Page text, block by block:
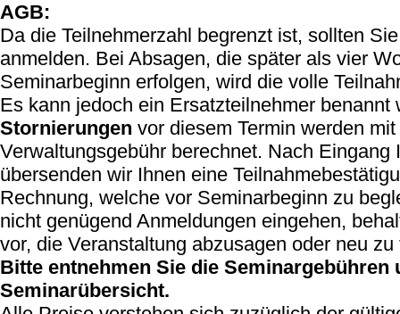
AGB:
Da die Teilnehmerzahl begrenzt ist, sollten
anmelden. Bei Absagen, die später als vier
Seminarbeginn erfolgen, wird die volle
Es kann jedoch ein Ersatzteilnehmer benannt
Stornierungen vor diesem Termin werden
Verwaltungsgebühr berechnet. Nach Eingang
übersenden wir Ihnen eine
Rechnung, welche vor Seminarbeginn zu
nicht genügend Anmeldungen eingehen,
vor, die Veranstaltung abzusagen oder neu
Bitte entnehmen Sie die Seminargebühren
Seminarübersicht.